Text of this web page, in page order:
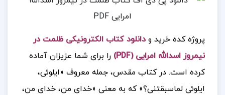
پروژه کده خرید و دانلود کتاب الکترونیکی ظلمت در
نیمروز اسدالله امرایی (PDF)
را برای شما عزیزان آماده
کرده است. در کتاب مقدس، جمله معروف «ایلوئی،
ایلوئی لماسبقتنی؟» که به معنی «خدای من، خدای من،